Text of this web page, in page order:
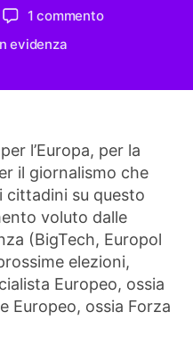
1 commentosu
dà
libera
a
Chat
Control
1.0
–
Breyer:
“I
nostri
evidenza
l’Europa, per la
il giornalismo che
cittadini su questo
voluto dalle
(BigTech, Europol
elezioni,
Europeo, ossia
Europeo, ossia Forza